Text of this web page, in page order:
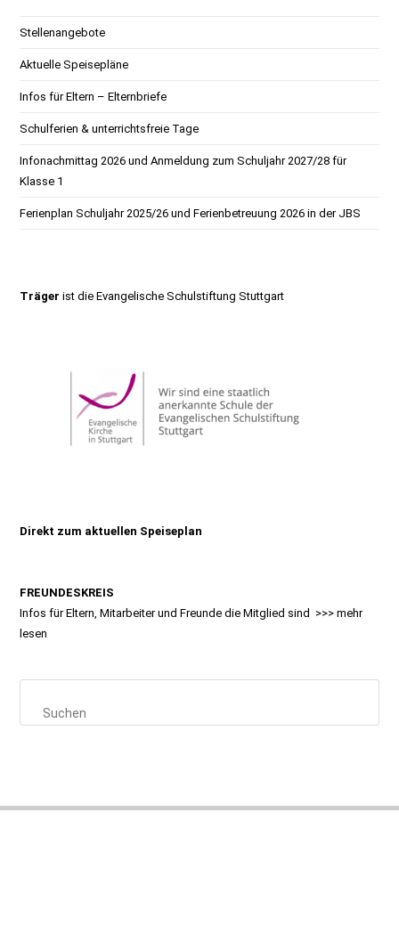
Stellenangebote
Aktuelle Speisepläne
Infos für Eltern – Elternbriefe
Schulferien & unterrichtsfreie Tage
Infonachmittag 2026 und Anmeldung zum Schuljahr 2027/28 für
Klasse 1
Ferienplan Schuljahr 2025/26 und Ferienbetreuung 2026 in der JBS
Träger ist dieEvangelische Schulstiftung Stuttgart
Direkt zum aktuellen Speiseplan
FREUNDESKREIS
Infos für Eltern, Mitarbeiter und Freunde die Mitglied sind >>>mehr
lesen